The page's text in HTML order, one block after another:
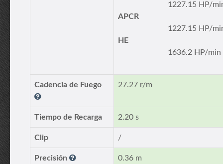
1227.15 HP/
APCR
1227.15 HP/
HE
1636.2 HP/min
Cadencia de Fuego 27.27 r/m
Tiempo de Recarga 2.20 s
Clip /
Precisión 0.36 m